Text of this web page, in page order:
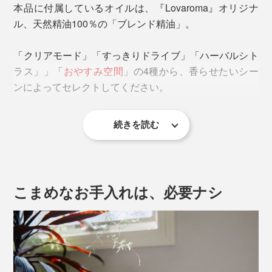
香らせたい空間の広さによって、モードは3段階。
＜小モード＞
→15秒作動、165秒停止で、57時間作動
ボタン3回タップ
→120秒作動、60秒停止で、7時間作動
車のような狭い空間や、ディフューザーをそばに置いて
使用する場合は、「小モード」。
本品に付属しているオイルは、『Lovaroma』オリジナ
ル、天然精油100％の「ブレンド精油」。
「クリアモード」「すっきりドライブ」「ハーバルシト
ラス」」「おやすみ空間 」の4種から、香らせたいシー
ンによってセレクトしてください。
続きを読む
こまめなお手入れは、必要ナシ